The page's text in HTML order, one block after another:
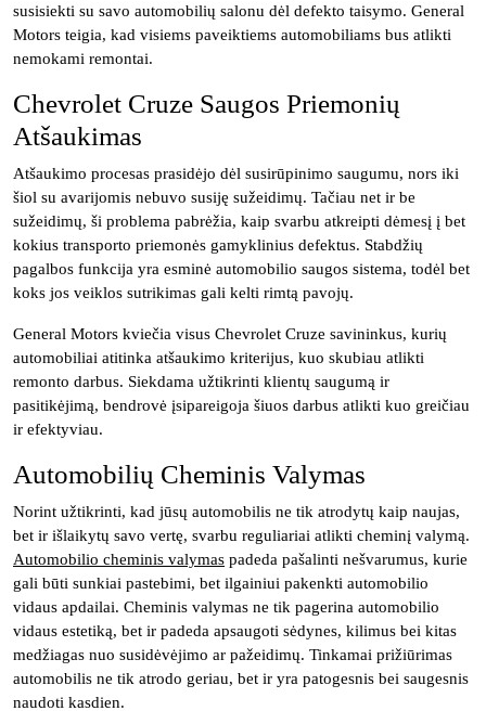
susisiekti su savo automobilių salonu dėl defekto taisymo. General
Motors teigia, kad visiems paveiktiems automobiliams bus atlikti
nemokami remontai.
Chevrolet Cruze Saugos Priemonių
Atšaukimas
Atšaukimo procesas prasidėjo dėl susirūpinimo saugumu, nors iki
šiol su avarijomis nebuvo susiję sužeidimų. Tačiau net ir be
sužeidimų, ši problema pabrėžia, kaip svarbu atkreipti dėmesį į bet
kokius transporto priemonės gamyklinius defektus. Stabdžių
pagalbos funkcija yra esminė automobilio saugos sistema, todėl bet
koks jos veiklos sutrikimas gali kelti rimtą pavojų.
General Motors kviečia visus Chevrolet Cruze savininkus, kurių
automobiliai atitinka atšaukimo kriterijus, kuo skubiau atlikti
remonto darbus. Siekdama užtikrinti klientų saugumą ir
pasitikėjimą, bendrovė įsipareigoja šiuos darbus atlikti kuo greičiau
ir efektyviau.
Automobilių Cheminis Valymas
Norint užtikrinti, kad jūsų automobilis ne tik atrodytų kaip naujas,
bet ir išlaikytų savo vertę, svarbu reguliariai atlikti cheminį valymą.
Automobilio cheminis valymas padeda pašalinti nešvarumus, kurie
gali būti sunkiai pastebimi, bet ilgainiui pakenkti automobilio
vidaus apdailai. Cheminis valymas ne tik pagerina automobilio
vidaus estetiką, bet ir padeda apsaugoti sėdynes, kilimus bei kitas
medžiagas nuo susidėvėjimo ar pažeidimų. Tinkamai prižiūrimas
automobilis ne tik atrodo geriau, bet ir yra patogesnis bei saugesnis
naudoti kasdien.